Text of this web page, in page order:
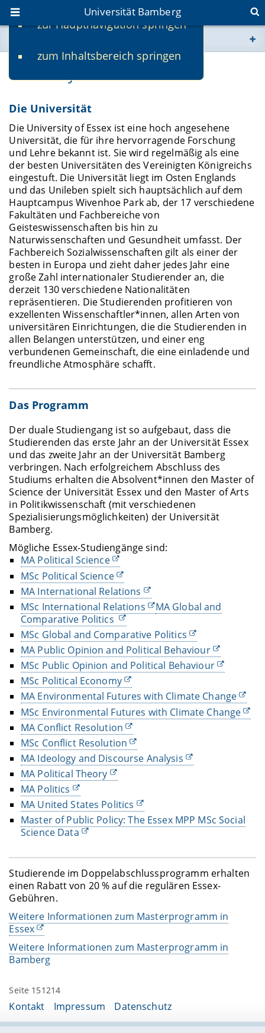
zur Hauptnavigation springen
zum Inhaltsbereich springen
Universität Bamberg
www.uni-bamberg.de
fis.uni-bamberg.de
University of Essex
Die Universität
Die University of Essex ist eine hoch angesehene
Universität, die für ihre hervorragende Forschung
und Lehre bekannt ist. Sie wird regelmäßig als eine
der besten Universitäten des Vereinigten Königreichs
eingestuft. Die Universität liegt im Osten Englands
und das Unileben spielt sich hauptsächlich auf dem
Hauptcampus Wivenhoe Park ab, der 17 verschiedene
Fakultäten und Fachbereiche von
Geisteswissenschaften bis hin zu
Naturwissenschaften und Gesundheit umfasst. Der
Fachbereich Sozialwissenschaften gilt als einer der
besten in Europa und zieht daher jedes Jahr eine
große Zahl internationaler Studierender an, die
derzeit 130 verschiedene Nationalitäten
repräsentieren. Die Studierenden profitieren von
exzellenten Wissenschaftler*innen, allen Arten von
universitären Einrichtungen, die die Studierenden in
allen Belangen unterstützen, und einer eng
verbundenen Gemeinschaft, die eine einladende und
freundliche Atmosphäre schafft.
Das Programm
Der duale Studiengang ist so aufgebaut, dass die
Studierenden das erste Jahr an der Universität Essex
und das zweite Jahr an der Universität Bamberg
verbringen. Nach erfolgreichem Abschluss des
Studiums erhalten die Absolvent*innen den Master of
Science der Universität Essex und den Master of Arts
in Politikwissenschaft (mit verschiedenen
Spezialisierungsmöglichkeiten) der Universität
Bamberg.
Mögliche Essex-Studiengänge sind:
MA Political Science
MSc Political Science
MA International Relations
MSc International Relations
MA Global and
Comparative Politics
MSc Global and Comparative Politics
MA Public Opinion and Political Behaviour
MSc Public Opinion and Political Behaviour
MSc Political Economy
MA Environmental Futures with Climate Change
MSc Environmental Futures with Climate Change
MA Conflict Resolution
MSc Conflict Resolution
MA Ideology and Discourse Analysis
MA Political Theory
MA Politics
MA United States Politics
Master of Public Policy: The Essex MPP MSc Social
Science Data
Studierende im Doppelabschlussprogramm erhalten
einen Rabatt von 20 % auf die regulären Essex-
Gebühren.
Weitere Informationen zum Masterprogramm in
Essex
Weitere Informationen zum Masterprogramm in
Bamberg
Seite 151214
Kontakt Impressum Datenschutz